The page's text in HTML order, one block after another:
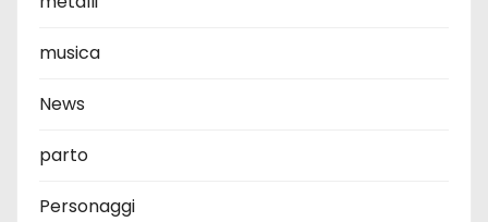
musica
News
parto
Personaggi